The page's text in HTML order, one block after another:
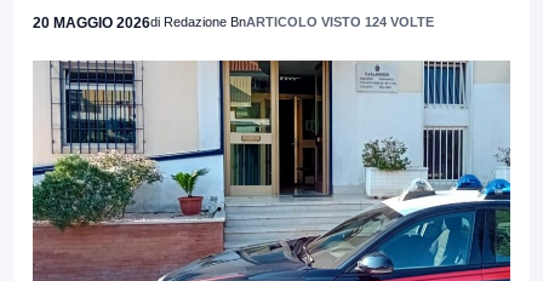
20 MAGGIO 2026di Redazione BnARTICOLO VISTO 124 VOLTE